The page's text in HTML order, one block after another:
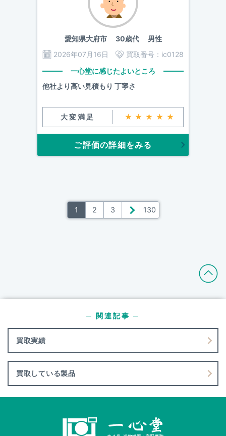
愛知県大府市30歳代 男性
2026年07月16日
買取番号： ic0128
一心堂に感じたよいところ
他社より高い見積もり 丁寧さ
大変満足 ★★★★★
ご評価の詳細をみる
1 2 3 ＞ 130
買取実績
─ 関連記事 ─
買取している製品